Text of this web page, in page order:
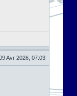
Avr 2026, 07:03